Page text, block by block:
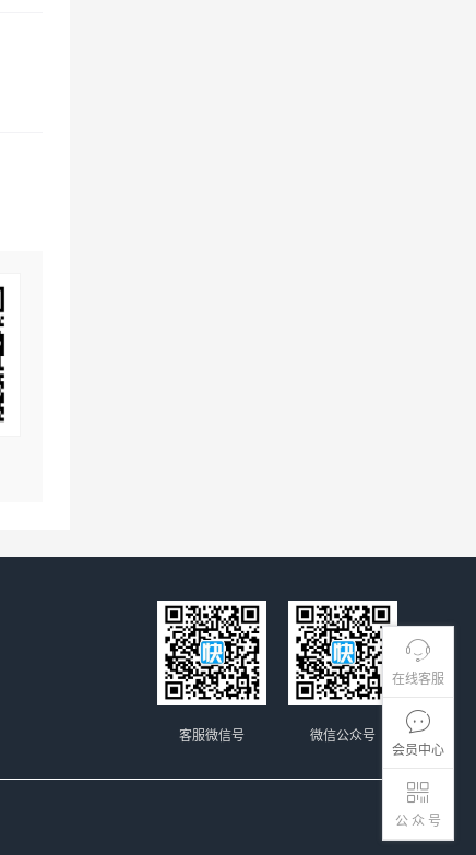
在线客服
会员中心
公 众 号
微信公众号
客服微信号